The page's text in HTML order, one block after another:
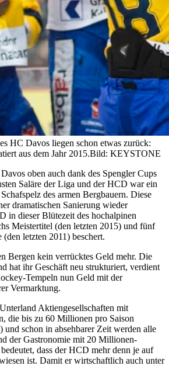
HC Davos liegen schon etwas zurück:
aus dem Jahr 2015.Bild: KEYSTONE
oben auch dank des Spengler Cups
Saläre der Liga und der HCD war ein
des armen Bergbauern. Diese
dramatischen Sanierung wieder
in dieser Blütezeit des hochalpinen
Meistertitel (den letzten 2015) und fünf
letzten 2011) beschert.
Bergen kein verrücktes Geld mehr. Die
hat ihr Geschäft neu strukturiert, verdient
Tempeln nun Geld mit der
Vermarktung.
Aktiengesellschaften mit
die bis zu 60 Millionen pro Saison
und schon in absehbarer Zeit werden alle
der Gastronomie mit 20 Millionen-
dass der HCD mehr denn je auf
ist. Damit er wirtschaftlich auch unter